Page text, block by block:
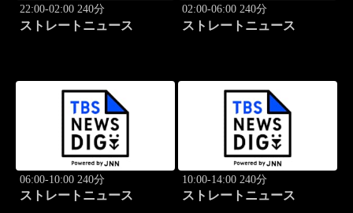
22:00-02:00 240分
ストレートニュース
02:00-06:00 240分
ストレートニュース
06:00-10:00 240分
ストレートニュース
10:00-14:00 240分
ストレートニュース